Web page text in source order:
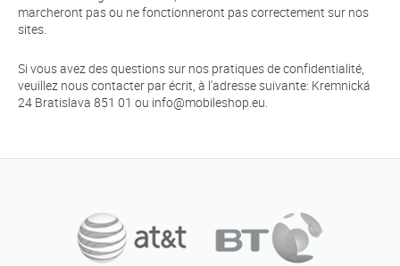
marcheront pas ou ne fonctionneront pas correctement sur nos
sites.
Si vous avez des questions sur nos pratiques de confidentialité,
veuillez nous contacter par écrit, à l'adresse suivante: Kremnická
24 Bratislava 851 01 ou info@mobileshop.eu.